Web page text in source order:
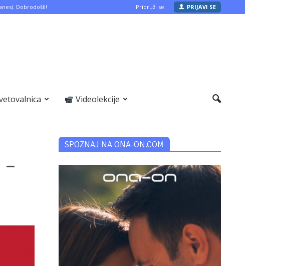
Dobrodošli! Pridruži se PRIJAVI SE
Videolekcije
SPOZNAJ NA ONA-ON.COM